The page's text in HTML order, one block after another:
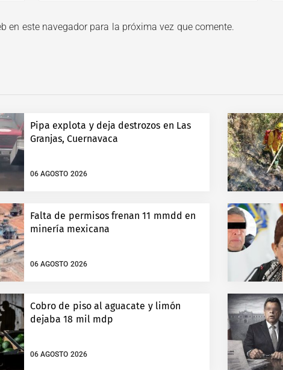
en este navegador para la próxima vez que comente.
Pipa explota y deja destrozos en Las
Granjas, Cuernavaca
06 AGOSTO 2026
Falta de permisos frenan 11 mmdd en
minería mexicana
06 AGOSTO 2026
Cobro de piso al aguacate y limón
dejaba 18 mil mdp
06 AGOSTO 2026